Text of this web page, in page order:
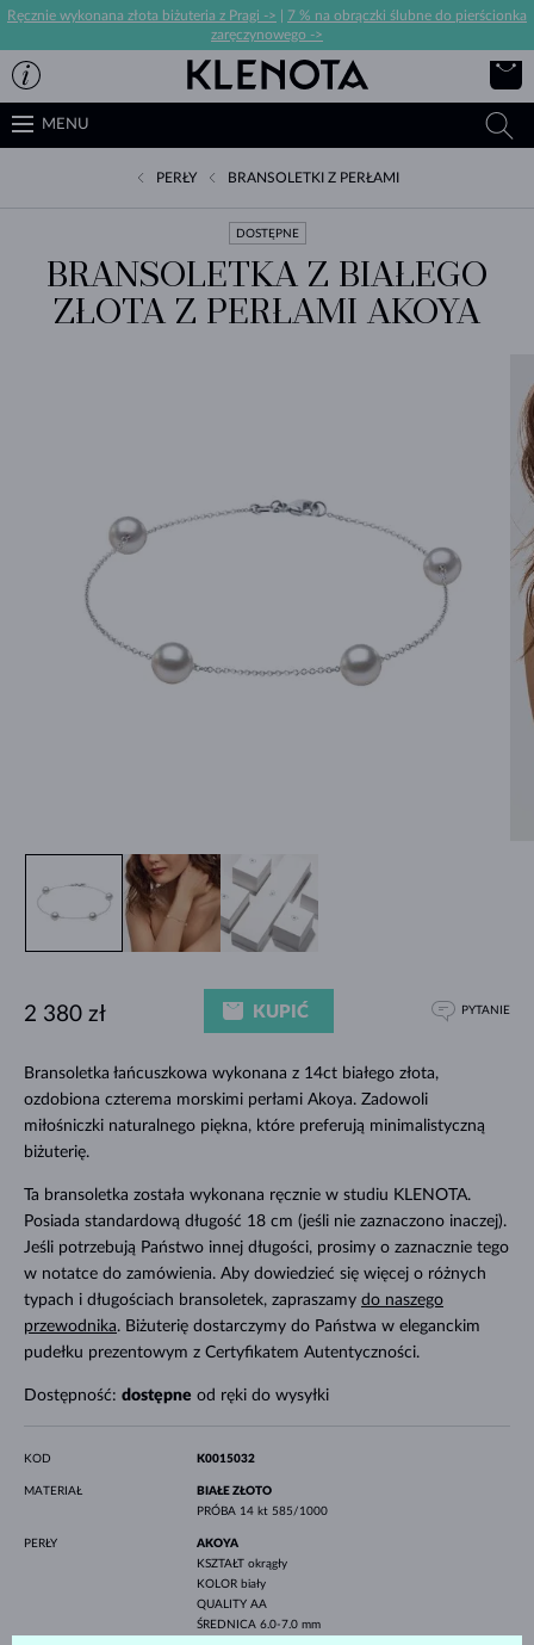
Ręcznie wykonana złota biżuteria z Pragi ->
7 % na obrączki ślubne do pierścionka
zaręczynowego ->
MENU
PERŁY BRANSOLETKI Z PERŁAMI
DOSTĘPNE
BRANSOLETKA Z BIAŁEGO
ZŁOTA Z PERŁAMI AKOYA
Bransoletka łańcuszkowa wykonana z 14ct białego złota,
ozdobiona czterema morskimi perłami Akoya. Zadowoli
miłośniczki naturalnego piękna, które preferują minimalistyczną
biżuterię.
Ta bransoletka została wykonana ręcznie w studiu KLENOTA.
Posiada standardową długość 18 cm (jeśli nie zaznaczono inaczej).
Jeśli potrzebują Państwo innej długości, prosimy o zaznacznie tego
w notatce do zamówienia. Aby dowiedzieć się więcej o różnych
typach i długościach bransoletek, zapraszamy do naszego
przewodnika. Biżuterię dostarczymy do Państwa w eleganckim
pudełku prezentowym z Certyfikatem Autentyczności.
Dostępność: dostępne od ręki do wysyłki
2 380 zł KUPIĆ PYTANIE
KOD K0015032
MATERIAŁ
BIAŁE ZŁOTO
PRÓBA 14 kt 585/1000
PERŁY
AKOYA
KSZTAŁT okrągły
KOLOR biały
QUALITY AA
ŚREDNICA 6.0-7.0 mm